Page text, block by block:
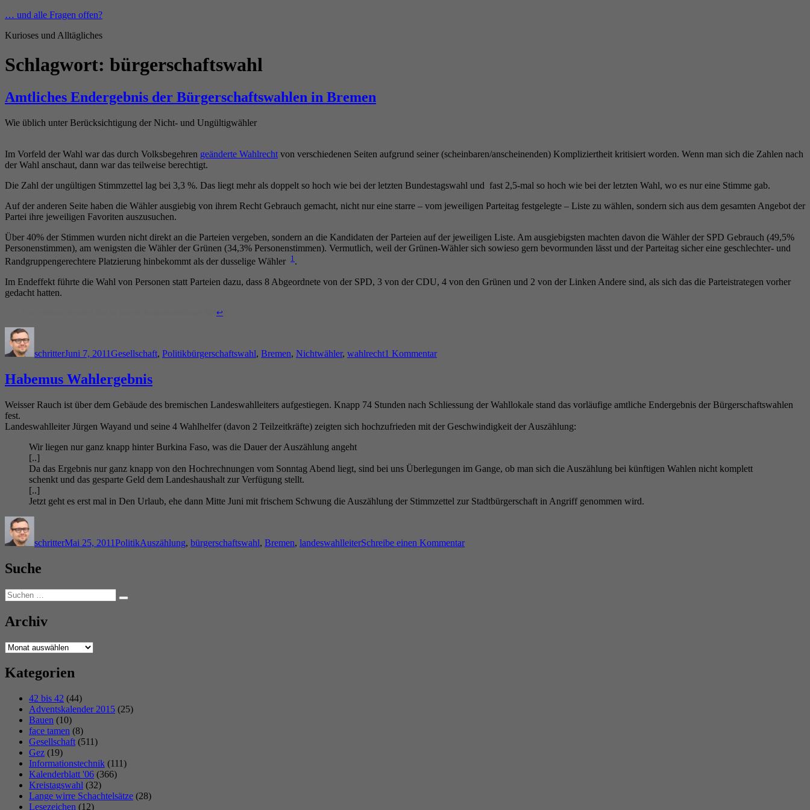
Zum
springen
… und alle Fragen offen?
Kurioses und Alltägliches
Schlagwort: bürgerschaftswahl
Amtliches Endergebnis der Bürgerschaftswahlen in Bremen
Wie üblich unter Berücksichtigung der Nicht- und Ungültigwähler
Im Vorfeld der Wahl war das durch Volksbegehren geänderte Wahlrecht von verschiedenen Seiten aufgrund seiner (scheinbaren/anscheinenden) Kompliziertheit kritisiert worden. Wenn man sich die Zahlen nach
der Wahl anschaut, dann war das teilweise berechtigt.
Die Zahl der ungültigen Stimmzettel lag bei 3,3 %. Das liegt mehr als doppelt so hoch wie bei der letzten Bundestagswahl und fast 2,5-mal so hoch wie bei der letzten Wahl, wo es nur eine Stimme gab.
Auf der anderen Seite haben die Wähler ausgiebig von ihrem Recht Gebrauch gemacht, nicht nur eine starre – vom jeweiligen Parteitag festgelegte – Liste zu wählen, sondern sich aus dem gesamten Angebot der
Partei ihre jeweiligen Favoriten auszusuchen.
Über 40% der Stimmen wurden nicht direkt an die Parteien vergeben, sondern an die Kandidaten der Parteien auf der jeweiligen Liste. Am ausgiebigsten machten davon die Wähler der SPD Gebrauch (49,5%
Personenstimmen), am wenigsten die Wähler der Grünen (34,3% Personenstimmen). Vermutlich, weil der Grünen-Wähler sich sowieso gern bevormunden lässt und der Parteitag sicher eine geschlechter- und
Randgruppengerechtere Platzierung hinbekommt als der dusselige Wähler 1 .
Im Endeffekt führte die Wahl von Personen statt Parteien dazu, dass 8 Abgeordnete von der SPD, 3 von der CDU, 4 von den Grünen und 2 von der Linken Andere sind, als sich das die Parteistrategen vorher
gedacht hatten.
↩
schritterJuni 7, 2011Gesellschaft, Politikbürgerschaftswahl, Bremen, Nichtwähler, wahlrecht1 KommentarEndergebnis
Habemus Wahlergebnis
Weisser Rauch ist über dem Gebäude des bremischen Landeswahlleiters aufgestiegen. Knapp 74 Stunden nach Schliessung der Wahllokale stand das vorläufige amtliche Endergebnis der Bürgerschaftswahlen
fest.
Landeswahlleiter Jürgen Wayand und seine 4 Wahlhelfer (davon 2 Teilzeitkräfte) zeigten sich hochzufrieden mit der Geschwindigkeit der Auszählung:
Wir liegen nur ganz knapp hinter Burkina Faso, was die Dauer der Auszählung angeht
[..]
Da das Ergebnis nur ganz knapp von den Hochrechnungen vom Sonntag Abend liegt, sind bei uns Überlegungen im Gange, ob man sich die Auszählung bei künftigen Wahlen nicht komplett
schenkt und das gesparte Geld dem Landeshaushalt zur Verfügung stellt.
[..]
Jetzt geht es erst mal in Den Urlaub, ehe dann Mitte Juni mit frischem Schwung die Auszählung der Stimmzettel zur Stadtbürgerschaft in Angriff genommen wird.
schritterMai 25, 2011PolitikAuszählung, bürgerschaftswahl, Bremen, landeswahlleiterSchreibe einen KommentarWahlergebnis
Suche
Suchen
nach:
Suchen
Archiv
Archiv
Kategorien
42 bis 42 (44)
Adventskalender 2015 (25)
Bauen (10)
face tamen (8)
Gesellschaft (511)
Gez (19)
Informationstechnik (111)
Kalenderblatt '06 (366)
Kreistagswahl (32)
Lange wirre Schachtelsätze (28)
Lesezeichen (12)